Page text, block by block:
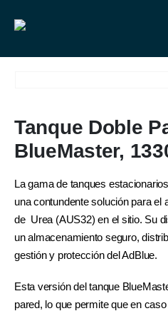
Tanque Doble
BlueMaster,
La gama de tanques
una contundente solución para
de Urea (AUS32) en el sitio. Su
un almacenamiento seguro,
gestión y protección del AdBlue.
Esta versión del tanque
pared, lo que permite que en